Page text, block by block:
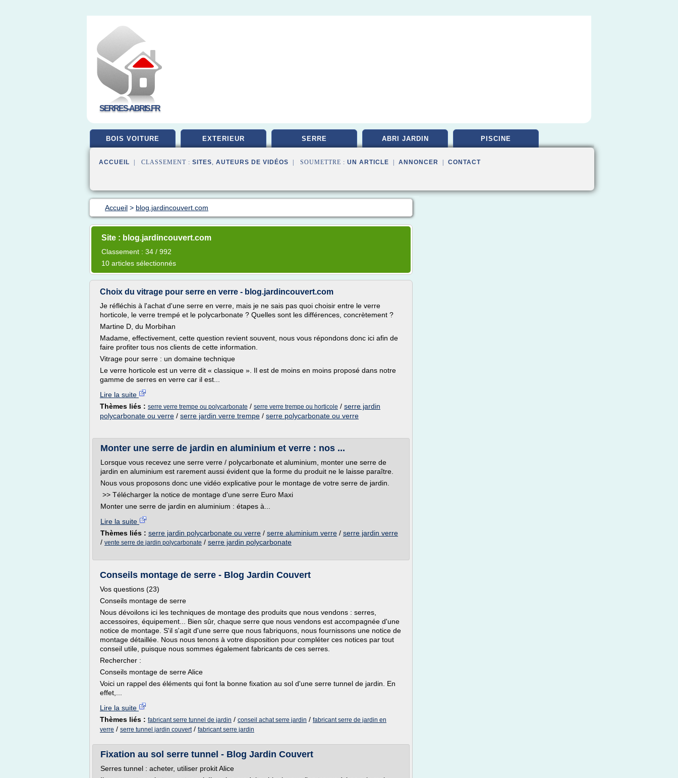
SERRES-ABRIS.FR
BOIS VOITURE EXTERIEUR SERRE ABRI JARDIN PISCINE
ACCUEIL | CLASSEMENT : SITES, AUTEURS DE VIDÉOS | SOUMETTRE : UN ARTICLE ANNONCER CONTACT
Accueil > blog.jardincouvert.com
Site : blog.jardincouvert.com
Classement : 34 / 992
10 articles sélectionnés
Choix du vitrage pour serre en verre - blog.jardincouvert.com
Je réfléchis à l'achat d'une serre en verre, mais je ne sais pas quoi choisir entre le verre
horticole, le verre trempé et le polycarbonate ? Quelles sont les différences, concrètement ?
Martine D, du Morbihan
Madame, effectivement, cette question revient souvent, nous vous répondons donc ici afin de
faire profiter tous nos clients de cette information.
Vitrage pour serre : un domaine technique
Le verre horticole est un verre dit « classique ». Il est de moins en moins proposé dans notre
gamme de serres en verre car il est...
Lire la suite
Thèmes liés : serre verre trempe ou polycarbonate / serre verre trempe ou horticole / serre jardin
polycarbonate ou verre / serre jardin verre trempe / serre polycarbonate ou verre
Monter une serre de jardin en aluminium et verre : nos ...
Lorsque vous recevez une serre verre / polycarbonate et aluminium, monter une serre de
jardin en aluminium est rarement aussi évident que la forme du produit ne le laisse paraître.
Nous vous proposons donc une vidéo explicative pour le montage de votre serre de jardin.
>> Télécharger la notice de montage d'une serre Euro Maxi
Monter une serre de jardin en aluminium : étapes à...
Lire la suite
Thèmes liés : serre jardin polycarbonate ou verre / serre aluminium verre / serre jardin verre
/ vente serre de jardin polycarbonate / serre jardin polycarbonate
Conseils montage de serre - Blog Jardin Couvert
Vos questions (23)
Conseils montage de serre
Nous dévoilons ici les techniques de montage des produits que nous vendons : serres,
accessoires, équipement... Bien sûr, chaque serre que nous vendons est accompagnée d'une
notice de montage. S'il s'agit d'une serre que nous fabriquons, nous fournissons une notice de
montage détaillée. Nous nous tenons à votre disposition pour compléter ces notices par tout
conseil utile, puisque nous sommes également fabricants de ces serres.
Rechercher :
Conseils montage de serre Alice
Voici un rappel des éléments qui font la bonne fixation au sol d'une serre tunnel de jardin. En
effet,...
Lire la suite
Thèmes liés : fabricant serre tunnel de jardin / conseil achat serre jardin / fabricant serre de jardin en
verre / serre tunnel jardin couvert/ fabricant serre jardin
Fixation au sol serre tunnel - Blog Jardin Couvert
Serres tunnel : acheter, utiliser prokit Alice